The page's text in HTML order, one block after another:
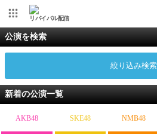
リバイバル配信
公演を検索
絞り込み検索
新着の公演一覧
AKB48 SKE48 NMB48